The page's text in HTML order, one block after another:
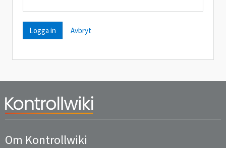
Avbryt
Om Kontrollwiki